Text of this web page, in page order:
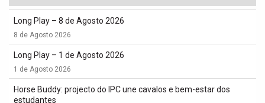
Long Play – 8 de Agosto 2026
8 de Agosto 2026
Long Play – 1 de Agosto 2026
1 de Agosto 2026
Horse Buddy: projecto do IPC une cavalos e bem-estar dos
estudantes